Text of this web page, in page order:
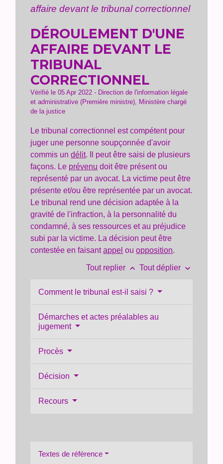
affaire devant le tribunal correctionnel
DÉROULEMENT D'UNE
AFFAIRE DEVANT LE
TRIBUNAL
CORRECTIONNEL
Vérifié le 05 Apr 2022 - Direction de l'information légale
et administrative (Première ministre), Ministère chargé
de la justice
Le tribunal correctionnel est compétent pour
juger une personne soupçonnée d'avoir
commis undélit. Il peut être saisi de plusieurs
façons. Le prévenu doit être présent ou
représenté par un avocat. La victime peut être
présente et/ou être représentée par un avocat.
Le tribunal rend une décision adaptée à la
gravité de l'infraction, à la personnalité du
condamné, à ses ressources et au préjudice
subi par la victime. La décision peut être
contestée en faisantappel ouopposition.
Tout replier keyboard_arrow_up Tout déplier keyboard_arrow_down
Comment le tribunal est-il saisi ?
Démarches et actes préalables au
jugement
Procès
Décision
Recours
Textes de référence